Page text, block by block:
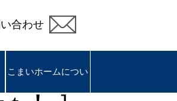
合わせ
こまいホームについ
こまいホームについ